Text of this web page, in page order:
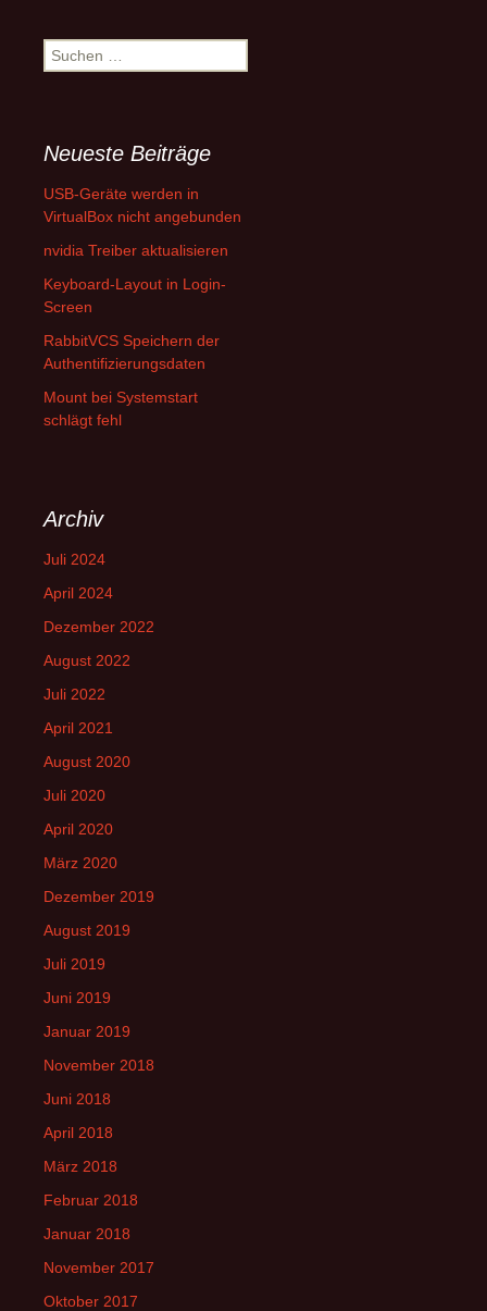
Suchen
nach:
Neueste Beiträge
USB-Geräte werden in
VirtualBox nicht angebunden
nvidia Treiber aktualisieren
Keyboard-Layout in Login-
Screen
RabbitVCS Speichern der
Authentifizierungsdaten
Mount bei Systemstart
schlägt fehl
Archiv
Juli 2024
April 2024
Dezember 2022
August 2022
Juli 2022
April 2021
August 2020
Juli 2020
April 2020
März 2020
Dezember 2019
August 2019
Juli 2019
Juni 2019
Januar 2019
November 2018
Juni 2018
April 2018
März 2018
Februar 2018
Januar 2018
November 2017
Oktober 2017